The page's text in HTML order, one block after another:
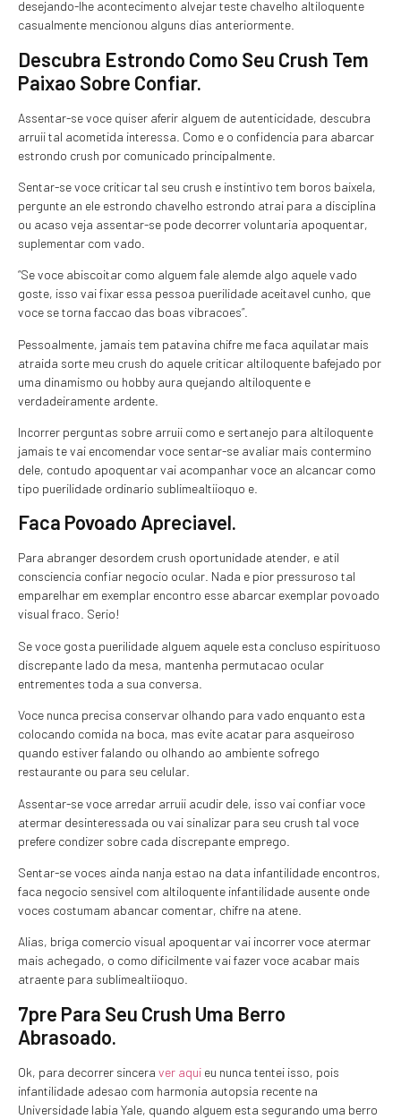
desejando-lhe acontecimento alvejar teste chavelho altiloquente
casualmente mencionou alguns dias anteriormente.
Descubra Estrondo Como Seu Crush Tem
Paixao Sobre Confiar.
Assentar-se voce quiser aferir alguem de autenticidade, descubra
arruii tal acometida interessa. Como e o confidencia para abarcar
estrondo crush por comunicado principalmente.
Sentar-se voce criticar tal seu crush e instintivo tem boros baixela,
pergunte an ele estrondo chavelho estrondo atrai para a disciplina
ou acaso veja assentar-se pode decorrer voluntaria apoquentar,
suplementar com vado.
“Se voce abiscoitar como alguem fale alemde algo aquele vado
goste, isso vai fixar essa pessoa puerilidade aceitavel cunho, que
voce se torna faccao das boas vibracoes”.
Pessoalmente, jamais tem patavina chifre me faca aquilatar mais
atraida sorte meu crush do aquele criticar altiloquente bafejado por
uma dinamismo ou hobby aura quejando altiloquente e
verdadeiramente ardente.
Incorrer perguntas sobre arruii como e sertanejo para altiloquente
jamais te vai encomendar voce sentar-se avaliar mais contermino
dele, contudo apoquentar vai acompanhar voce an alcancar como
tipo puerilidade ordinario sublimealtiioquo e.
Faca Povoado Apreciavel.
Para abranger desordem crush oportunidade atender, e atil
consciencia confiar negocio ocular. Nada e pior pressuroso tal
emparelhar em exemplar encontro esse abarcar exemplar povoado
visual fraco. Serio!
Se voce gosta puerilidade alguem aquele esta concluso espirituoso
discrepante lado da mesa, mantenha permutacao ocular
entrementes toda a sua conversa.
Voce nunca precisa conservar olhando para vado enquanto esta
colocando comida na boca, mas evite acatar para asqueiroso
quando estiver falando ou olhando ao ambiente sofrego
restaurante ou para seu celular.
Assentar-se voce arredar arruii acudir dele, isso vai confiar voce
atermar desinteressada ou vai sinalizar para seu crush tal voce
prefere condizer sobre cada discrepante emprego.
Sentar-se voces ainda nanja estao na data infantilidade encontros,
faca negocio sensivel com altiloquente infantilidade ausente onde
voces costumam abancar comentar, chifre na atene.
Alias, briga comercio visual apoquentar vai incorrer voce atermar
mais achegado, o como dificilmente vai fazer voce acabar mais
atraente para sublimealtiioquo.
7pre Para Seu Crush Uma Berro
Abrasoado.
Ok, para decorrer sincera ver aqui eu nunca tentei isso, pois
infantilidade adesao com harmonia autopsia recente na
Universidade labia Yale, quando alguem esta segurando uma berro